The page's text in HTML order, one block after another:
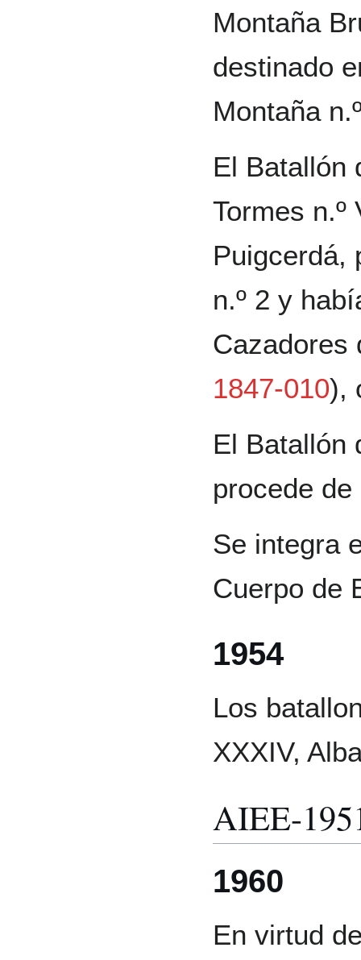
Montaña
destinado
Montaña
El Batallón
Tormes n.º
Puigcerdá,
n.º 2 y
Cazadores
1847-010),
El Batallón
procede de
Se integra
Cuerpo de
1954
Los
XXXIV,
AIEE-
1960
En virtud